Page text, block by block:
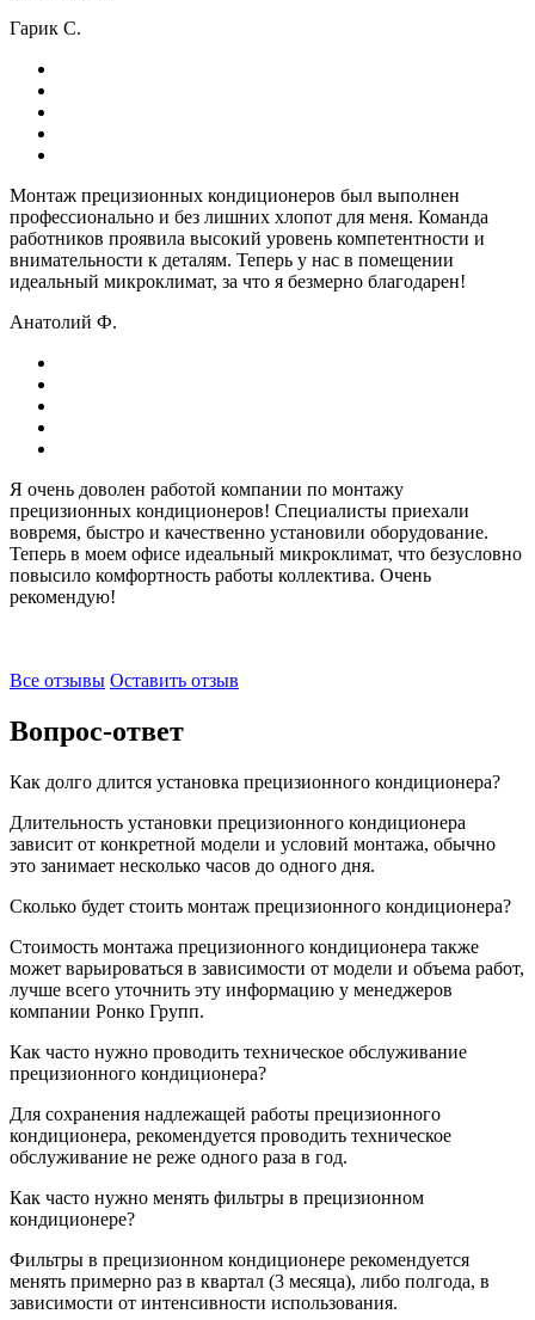
Гарик С.
Монтаж прецизионных кондиционеров был выполнен
профессионально и без лишних хлопот для меня. Команда
работников проявила высокий уровень компетентности и
внимательности к деталям. Теперь у нас в помещении
идеальный микроклимат, за что я безмерно благодарен!
Анатолий Ф.
Я очень доволен работой компании по монтажу
прецизионных кондиционеров! Специалисты приехали
вовремя, быстро и качественно установили оборудование.
Теперь в моем офисе идеальный микроклимат, что безусловно
повысило комфортность работы коллектива. Очень
рекомендую!
Все отзывы Оставить отзыв
Вопрос-ответ
Как долго длится установка прецизионного кондиционера?
Длительность установки прецизионного кондиционера
зависит от конкретной модели и условий монтажа, обычно
это занимает несколько часов до одного дня.
Сколько будет стоить монтаж прецизионного кондиционера?
Стоимость монтажа прецизионного кондиционера также
может варьироваться в зависимости от модели и объема работ,
лучше всего уточнить эту информацию у менеджеров
компании Ронко Групп.
Как часто нужно проводить техническое обслуживание
прецизионного кондиционера?
Для сохранения надлежащей работы прецизионного
кондиционера, рекомендуется проводить техническое
обслуживание не реже одного раза в год.
Как часто нужно менять фильтры в прецизионном
кондиционере?
Фильтры в прецизионном кондиционере рекомендуется
менять примерно раз в квартал (3 месяца), либо полгода, в
зависимости от интенсивности использования.